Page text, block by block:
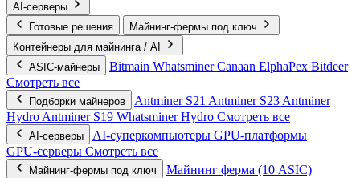
AI‑серверы
Готовые решения
Майнинг-фермы под ключ
Контейнеры для майнинга / AI
ASIC-майнеры
Bitmain WhatsminerCanaan ElphaPex Bitdeer
Смотреть все
Подборки майнеров Antminer S21 Antminer S23 Antminer
Hydro Antminer S19 Whatsminer Hydro Смотреть все
AI‑серверы AI‑суперкомпьютеры GPU‑платформы
GPU‑серверы Смотреть все
Майнинг-фермы под ключ
Майнинг ферма (10 ASIC)